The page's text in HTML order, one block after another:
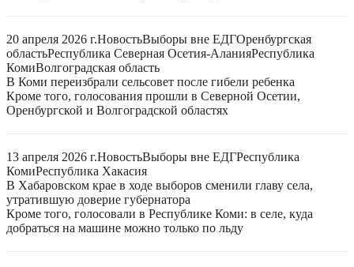
20 апреля 2026 г.НовостьВыборы вне ЕДГОренбургская
областьРеспублика Северная Осетия-АланияРеспублика
КомиВолгоградская область
В Коми переизбрали сельсовет после гибели ребенка
Кроме того, голосования прошли в Северной Осетии,
Оренбургской и Волгоградской областях
13 апреля 2026 г.НовостьВыборы вне ЕДГРеспублика
КомиРеспублика Хакасия
В Хабаровском крае в ходе выборов сменили главу села,
утратившую доверие губернатора
Кроме того, голосовали в Республике Коми: в селе, куда
добраться на машине можно только по льду